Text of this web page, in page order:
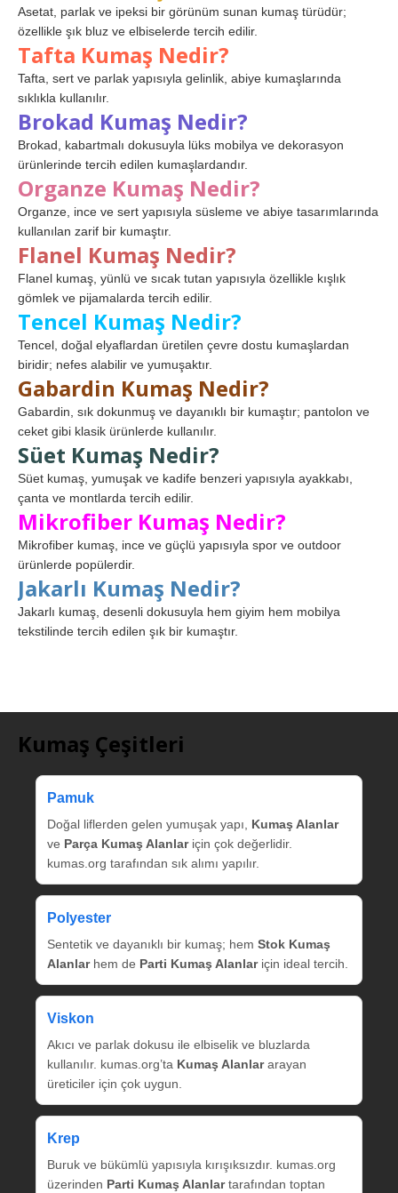
Asetat, parlak ve ipeksi bir görünüm sunan kumaş türüdür;
özellikle şık bluz ve elbiselerde tercih edilir.
Tafta Kumaş Nedir?
Tafta, sert ve parlak yapısıyla gelinlik, abiye kumaşlarında
sıklıkla kullanılır.
Brokad Kumaş Nedir?
Brokad, kabartmalı dokusuyla lüks mobilya ve dekorasyon
ürünlerinde tercih edilen kumaşlardandır.
Organze Kumaş Nedir?
Organze, ince ve sert yapısıyla süsleme ve abiye tasarımlarında
kullanılan zarif bir kumaştır.
Flanel Kumaş Nedir?
Flanel kumaş, yünlü ve sıcak tutan yapısıyla özellikle kışlık
gömlek ve pijamalarda tercih edilir.
Tencel Kumaş Nedir?
Tencel, doğal elyaflardan üretilen çevre dostu kumaşlardan
biridir; nefes alabilir ve yumuşaktır.
Gabardin Kumaş Nedir?
Gabardin, sık dokunmuş ve dayanıklı bir kumaştır; pantolon ve
ceket gibi klasik ürünlerde kullanılır.
Süet Kumaş Nedir?
Süet kumaş, yumuşak ve kadife benzeri yapısıyla ayakkabı,
çanta ve montlarda tercih edilir.
Mikrofiber Kumaş Nedir?
Mikrofiber kumaş, ince ve güçlü yapısıyla spor ve outdoor
ürünlerde popülerdir.
Jakarlı Kumaş Nedir?
Jakarlı kumaş, desenli dokusuyla hem giyim hem mobilya
tekstilinde tercih edilen şık bir kumaştır.
Kumaş Çeşitleri
Pamuk
Doğal liflerden gelen yumuşak yapı, Kumaş Alanlar
ve Parça Kumaş Alanlariçin çok değerlidir.
kumas.org tarafından sık alımı yapılır.
Polyester
Sentetik ve dayanıklı bir kumaş; hem Stok Kumaş
Alanlarhem de Parti Kumaş Alanlariçin ideal tercih.
Viskon
Akıcı ve parlak dokusu ile elbiselik ve bluzlarda
kullanılır. kumas.org’ta Kumaş Alanlararayan
üreticiler için çok uygun.
Krep
Buruk ve bükümlü yapısıyla kırışıksızdır. kumas.org
üzerinden Parti Kumaş Alanlartarafından toptan